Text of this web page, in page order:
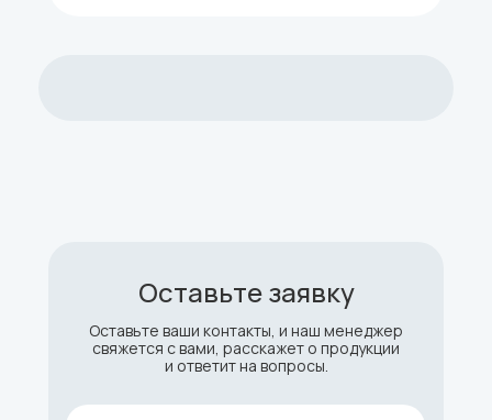
Оставьте заявку
Оставьте ваши контакты, и наш менеджер
свяжется с вами, расскажет о продукции
и ответит на вопросы.